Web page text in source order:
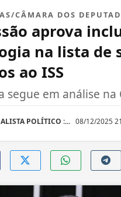
CÂMARA DOS
aprova
na lista de
ao ISS
segue em análise na
POLÍTICO :... 08/12/2025